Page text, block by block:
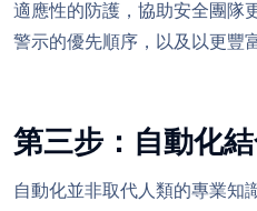
適應性的防護，協助安全團隊
警示的優先順序，以及以更豐
第三步：自動化
自動化並非取代人類的專業知